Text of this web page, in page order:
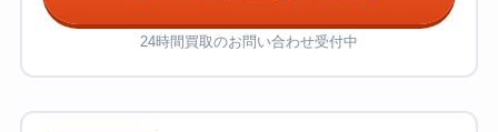
24時間買取のお問い合わせ受付中